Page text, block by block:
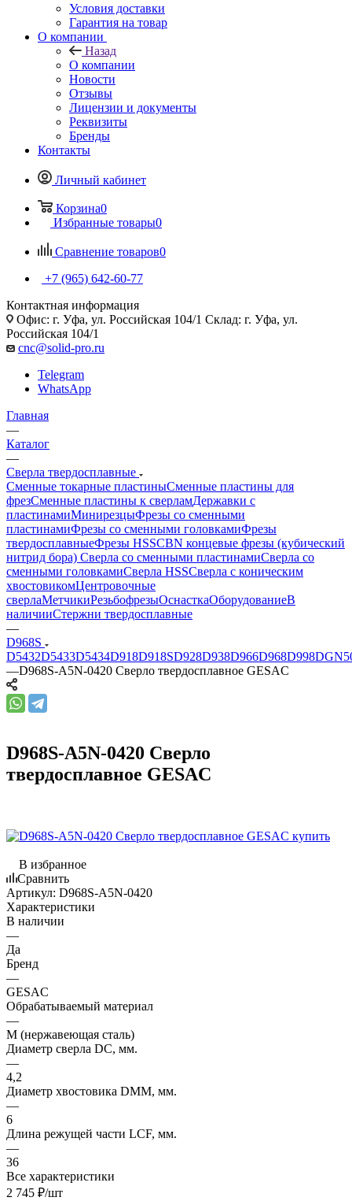
Условия доставки
Гарантия на товар
О компании
Назад
О компании
Новости
Отзывы
Лицензии и документы
Реквизиты
Бренды
Контакты
Личный кабинет
Корзина0
Избранные товары0
Сравнение товаров0
+7 (965) 642-60-77
Контактная информация
Офис: г. Уфа, ул. Российская 104/1 Склад: г. Уфа, ул.
Российская 104/1
cnc@solid-pro.ru
Telegram
WhatsApp
Главная
—
Каталог
—
Сверла твердосплавные
Сменные токарные пластиныСменные пластины для
фрезСменные пластины к сверламДержавки с
пластинамиМинирезцыФрезы со сменными
пластинамиФрезы со сменными головкамиФрезы
твердосплавныеФрезы HSSCBN концевые фрезы (кубический
нитрид бора) Сверла со сменными пластинамиСверла со
сменными головкамиСверла HSSСверла с коническим
хвостовикомЦентровочные
сверлаМетчикиРезьбофрезыОснасткаОборудованиеВ
наличииСтержни твердосплавные
—
D968S
D5432D5433D5434D918D918SD928D938D966D968D998
—D968S-A5N-0420 Сверло твердосплавное GESAC
D968S-A5N-0420 Сверло
твердосплавное GESAC
В избранное
Сравнить
Артикул: D968S-A5N-0420
Характеристики
В наличии
—
Да
Бренд
—
GESAC
Обрабатываемый материал
—
M (нержавеющая сталь)
Диаметр сверла DC, мм.
—
4,2
Диаметр хвостовика DMM, мм.
—
6
Длина режущей части LСF, мм.
—
36
Все характеристики
2 745 ₽/шт